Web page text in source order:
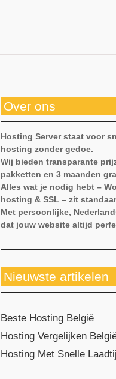
Over ons
Hosting Server staat voor
hosting zonder gedoe.
Wij bieden transparante
pakketten en 3 maanden
Alles wat je nodig hebt –
hosting & SSL – zit
Met persoonlijke,
dat jouw website altijd
Nieuwste artikelen
Beste Hosting België
Hosting Vergelijken
Hosting Met Snelle